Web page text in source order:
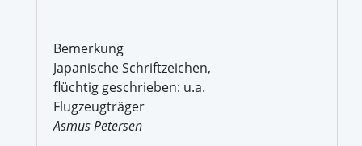
Bemerkung
Japanische Schriftzeichen,
flüchtig geschrieben: u.a.
Flugzeugträger
Asmus Petersen